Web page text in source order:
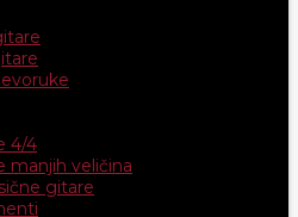
4/4
manjih veličina
gitare